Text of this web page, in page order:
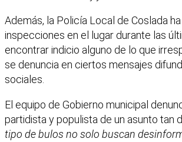
Además, la Policía Local de Coslada
inspecciones en el lugar durante las
encontrar indicio alguno de lo que
se denuncia en ciertos mensajes
sociales.
El equipo de Gobierno municipal
partidista y populista de un asunto tan
tipo de bulos no solo buscan